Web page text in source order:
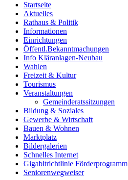
Startseite
Aktuelles
Rathaus & Politik
Informationen
Einrichtungen
Öffentl.Bekanntmachungen
Info Kläranlagen-Neubau
Wahlen
Freizeit & Kultur
Tourismus
Veranstaltungen
Gemeinderatssitzungen
Bildung & Soziales
Gewerbe & Wirtschaft
Bauen & Wohnen
Marktplatz
Bildergalerien
Schnelles Internet
Gigabitrichtlinie Förderprogramm
Seniorenwegweiser